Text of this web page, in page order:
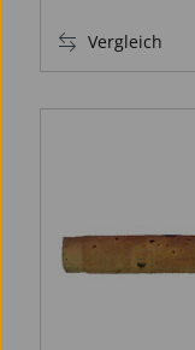
Vergleich